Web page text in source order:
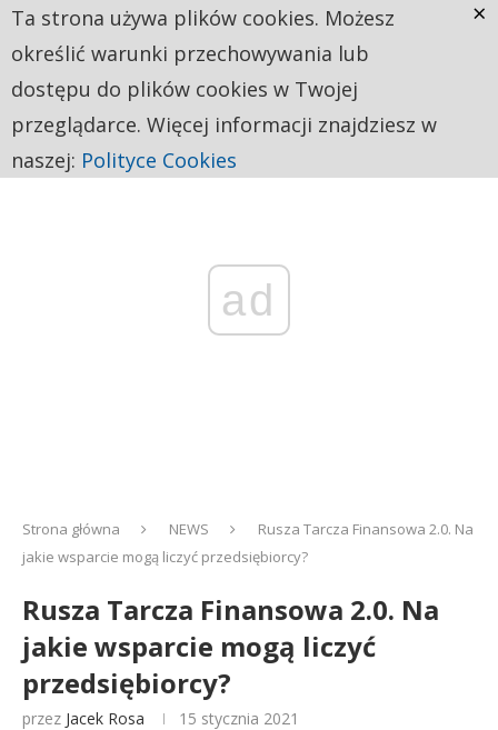
ad
Strona główna NEWS
Rusza Tarcza Finansowa 2.0. Na
jakie wsparcie mogą liczyć przedsiębiorcy?
Rusza Tarcza Finansowa 2.0. Na
jakie wsparcie mogą liczyć
przedsiębiorcy?
przez Jacek Rosa 15 stycznia 2021
Ta strona używa plików cookies. Możesz
określić warunki przechowywania lub
dostępu do plików cookies w Twojej
przeglądarce. Więcej informacji znajdziesz w
naszej: Polityce Cookies
×